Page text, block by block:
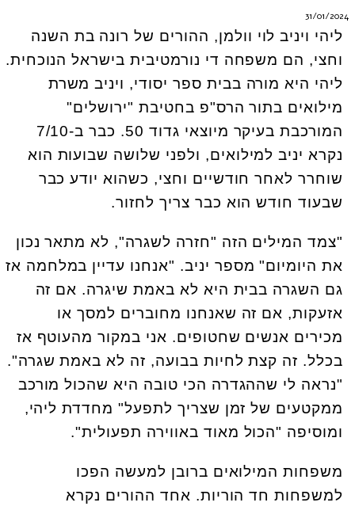
31/01/2024
ליהי ויניב לוי וולמן, ההורים של רונה בת השנה
וחצי, הם משפחה די נורמטיבית בישראל הנוכחית.
ליהי היא מורה בבית ספר יסודי, ויניב משרת
מילואים בתור הרס"פ בחטיבת "ירושלים"
המורכבת בעיקר מיוצאי גדוד 50. כבר ב-7/10
נקרא יניב למילואים, ולפני שלושה שבועות הוא
שוחרר לאחר חודשיים וחצי, כשהוא יודע כבר
שבעוד חודש הוא כבר צריך לחזור.
"צמד המילים הזה "חזרה לשגרה", לא מתאר נכון
את היומיום" מספר יניב. "אנחנו עדיין במלחמה אז
גם השגרה בבית היא לא באמת שיגרה. אם זה
אזעקות, אם זה שאנחנו מחוברים למסך או
מכירים אנשים שחטופים. אני במקור מהעוטף אז
בכלל. זה קצת לחיות בבועה, זה לא באמת שגרה".
"נראה לי שההגדרה הכי טובה היא שהכול מורכב
ממקטעים של זמן שצריך לתפעל" מחדדת ליהי,
ומוסיפה "הכול מאוד באווירה תפעולית".
משפחות המילואים ברובן למעשה הפכו
למשפחות חד הוריות. אחד ההורים נקרא